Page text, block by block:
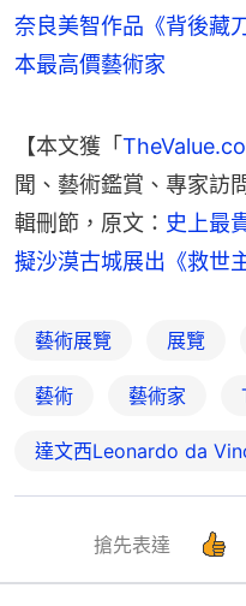
奈良美智作品《背後藏
本最高價藝術家
【本文獲「
聞、藝術鑑賞、專家訪
輯刪節，原文： 史上最
擬沙漠古城展出《救世
藝術展覽 展覽
藝術 藝術家
達文西Leonardo da
搶先表達